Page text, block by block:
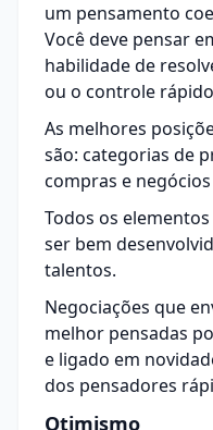
um pensamento
Você deve pensar
habilidade de
ou o controle
As melhores
são: categorias de
compras e
Todos os
ser bem
talentos.
Negociações que
melhor pensadas
e ligado em
dos pensadores
Otimismo